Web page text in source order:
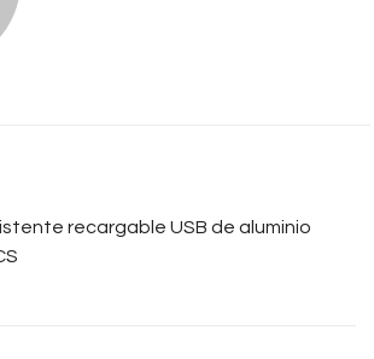
recargable USB de aluminio